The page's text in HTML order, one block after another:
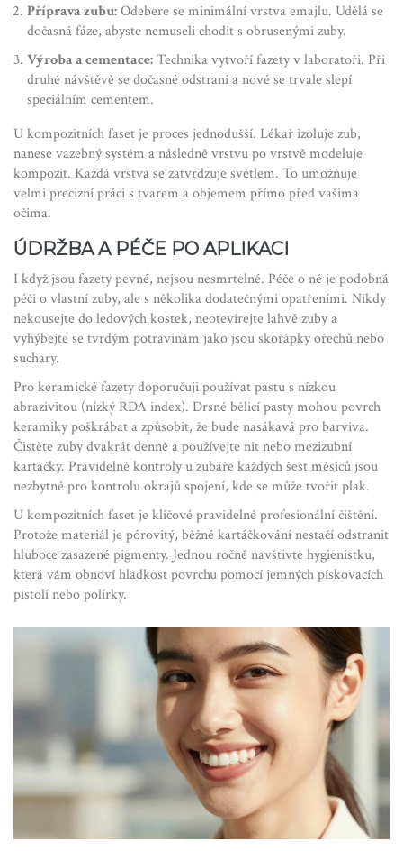
Příprava zubu:Odebere se minimální vrstva emajlu. Udělá se
dočasná fáze, abyste nemuseli chodit s obrusenými zuby.
Výroba a cementace:Technika vytvoří fazety v laboratoři. Při
druhé návštěvě se dočasné odstraní a nové se trvale slepí
speciálním cementem.
U kompozitních faset je proces jednodušší. Lékař izoluje zub,
nanese vazebný systém a následně vrstvu po vrstvě modeluje
kompozit. Každá vrstva se zatvrdzuje světlem. To umožňuje
velmi precizní práci s tvarem a objemem přímo před vašima
očima.
ÚDRŽBA A PÉČE PO APLIKACI
I když jsou fazety pevné, nejsou nesmrtelné. Péče o ně je podobná
péči o vlastní zuby, ale s několika dodatečnými opatřeními. Nikdy
nekousejte do ledových kostek, neotevírejte lahvě zuby a
vyhýbejte se tvrdým potravinám jako jsou skořápky ořechů nebo
suchary.
Pro keramické fazety doporučuji používat pastu s nízkou
abrazivitou (nízký RDA index). Drsné bělicí pasty mohou povrch
keramiky poškrábat a způsobit, že bude nasákavá pro barviva.
Čistěte zuby dvakrát denně a používejte nit nebo mezizubní
kartáčky. Pravidelné kontroly u zubaře každých šest měsíců jsou
nezbytné pro kontrolu okrajů spojení, kde se může tvořit plak.
U kompozitních faset je klíčové pravidelné profesionální čištění.
Protože materiál je pórovitý, běžné kartáčkování nestačí odstranit
hluboce zasazené pigmenty. Jednou ročně navštivte hygienistku,
která vám obnoví hladkost povrchu pomocí jemných pískovacích
pistolí nebo polírky.